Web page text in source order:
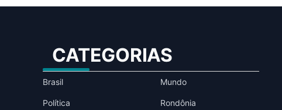
CATEGORIAS
Brasil Mundo
Política Rondônia